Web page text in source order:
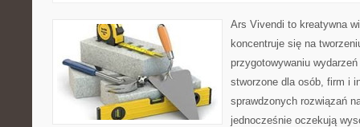
Ars Vivendi to kreatywna
koncentruje się na
przygotowywaniu
stworzone dla osób, firm i
sprawdzonych rozwiązań
jednocześnie oczekują